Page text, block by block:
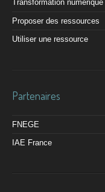
Transformation numérique
Proposer des ressources
Utiliser une ressource
Partenaires
FNEGE
IAE France